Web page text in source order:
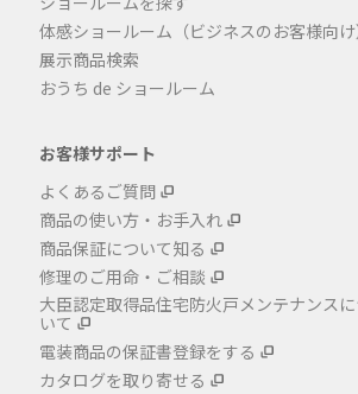
体感ショールーム（ビジネスのお客様向け
展示商品検索
おうち de ショールーム
お客様サポート
よくあるご質問
商品の使い方・お手入れ
商品保証について知る
修理のご用命・ご相談
大臣認定取得品住宅防火戸メンテナンス
いて
電装商品の保証書登録をする
カタログを取り寄せる